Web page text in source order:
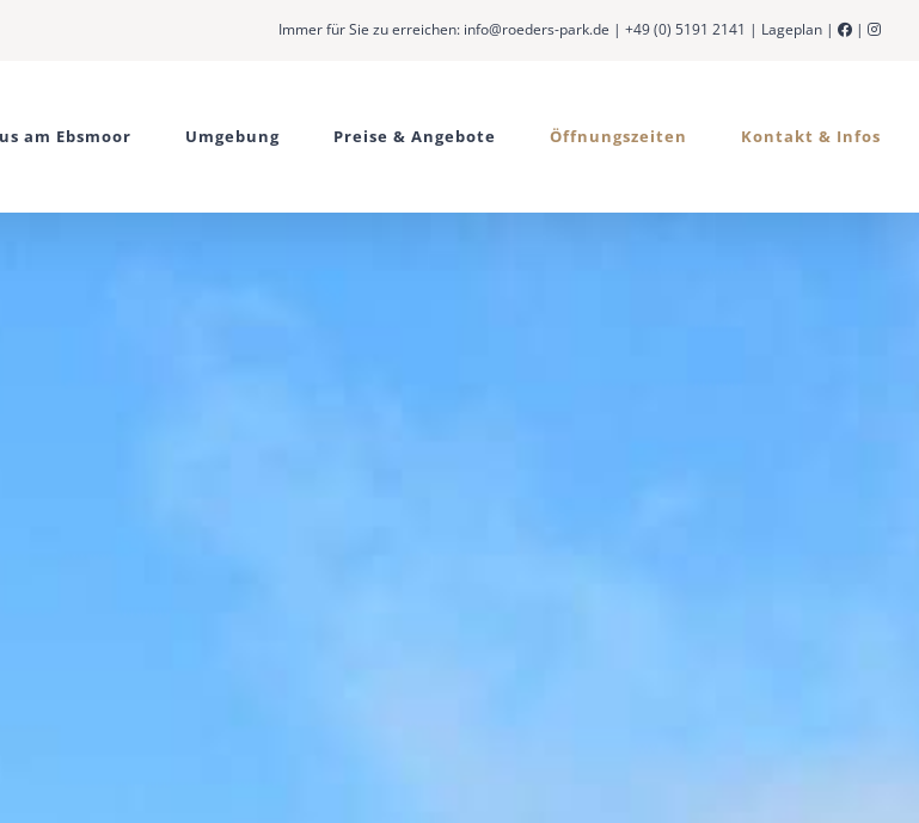
Immer für Sie zu erreichen: info@roeders-park.de | +49 (0) 5191 2141 | Lageplan | |
am Ebsmoor Umgebung Preise & Angebote Öffnungszeiten
Kontakt & Infos